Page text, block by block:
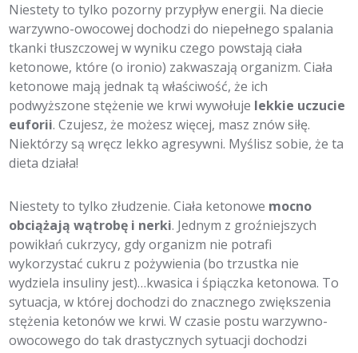
Niestety to tylko pozorny przypływ energii. Na diecie
warzywno-owocowej dochodzi do niepełnego spalania
tkanki tłuszczowej w wyniku czego powstają ciała
ketonowe, które (o ironio) zakwaszają organizm. Ciała
ketonowe mają jednak tą właściwość, że ich
podwyższone stężenie we krwi wywołuje lekkie uczucie
euforii. Czujesz, że możesz więcej, masz znów siłę.
Niektórzy są wręcz lekko agresywni. Myślisz sobie, że ta
dieta działa!
Niestety to tylko złudzenie. Ciała ketonowe mocno
obciążają wątrobę i nerki. Jednym z groźniejszych
powikłań cukrzycy, gdy organizm nie potrafi
wykorzystać cukru z pożywienia (bo trzustka nie
wydziela insuliny jest)…kwasica i śpiączka ketonowa. To
sytuacja, w której dochodzi do znacznego zwiększenia
stężenia ketonów we krwi. W czasie postu warzywno-
owocowego do tak drastycznych sytuacji dochodzi